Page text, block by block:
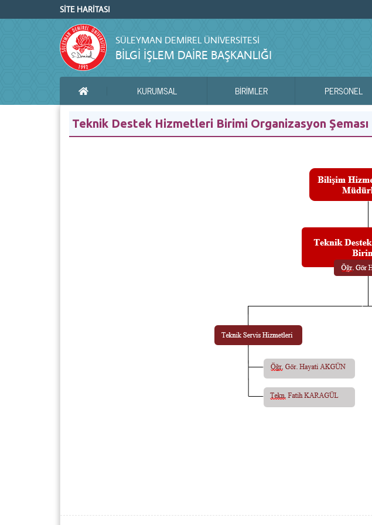
SİTE HARİTASI
SÜLEYMAN DEMIREL ÜNIVERSITESI
BILGI İŞLEM DAIRE BAŞKANLIĞI
KURUMSAL BIRIMLER PERSONEL
Teknik Destek Hizmetleri Birimi Organizasyon Şeması